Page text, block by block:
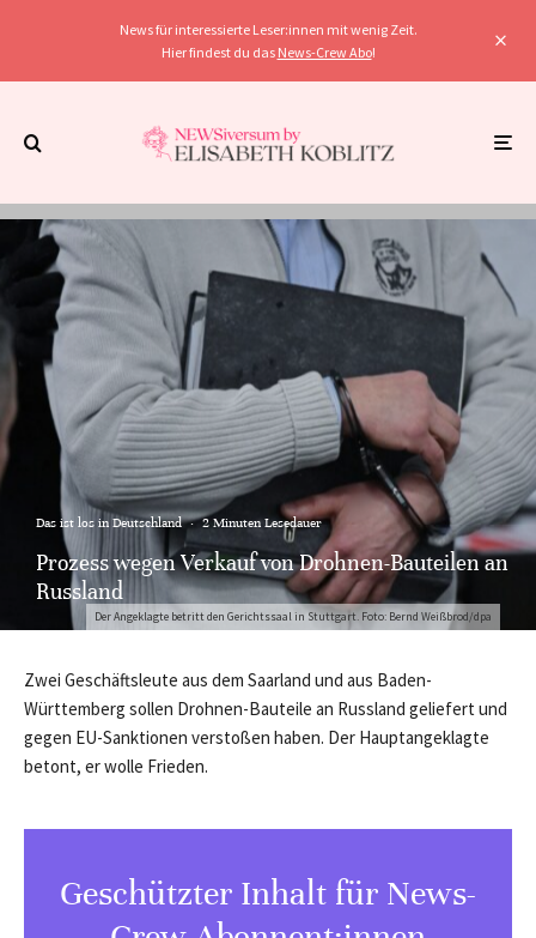
News für interessierte Leser:innen mit wenig Zeit.
Hier findest du das News-Crew Abo!
Der Angeklagte betritt den Gerichtssaal in Stuttgart. Foto: Bernd Weißbrod/dpa
Das ist los in Deutschland · 2 Minuten Lesedauer
Prozess wegen Verkauf von Drohnen-Bauteilen an
Russland
Zwei Geschäftsleute aus dem Saarland und aus Baden-
Württemberg sollen Drohnen-Bauteile an Russland geliefert und
gegen EU-Sanktionen verstoßen haben. Der Hauptangeklagte
betont, er wolle Frieden.
Geschützter Inhalt für News-